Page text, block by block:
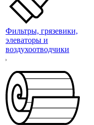
Фильтры, грязевики,
элеваторы и
воздухоотводчики